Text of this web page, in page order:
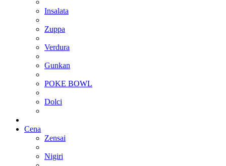
Insalata
Zuppa
Verdura
Gunkan
POKE BOWL
Dolci
Cena
Zensai
Nigiri